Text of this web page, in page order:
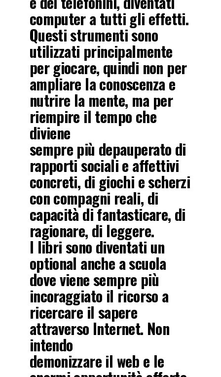
computer a tutti gli effetti.
Questi strumenti sono
utilizzati principalmente
per giocare, quindi non per
ampliare la conoscenza e
nutrire la mente, ma per
riempire il tempo che
diviene
sempre più depauperato di
rapporti sociali e affettivi
concreti, di giochi e scherzi
con compagni reali, di
capacità di fantasticare, di
ragionare, di leggere.
I libri sono diventati un
optional anche a scuola
dove viene sempre più
incoraggiato il ricorso a
ricercare il sapere
attraverso Internet. Non
intendo
demonizzare il web e le